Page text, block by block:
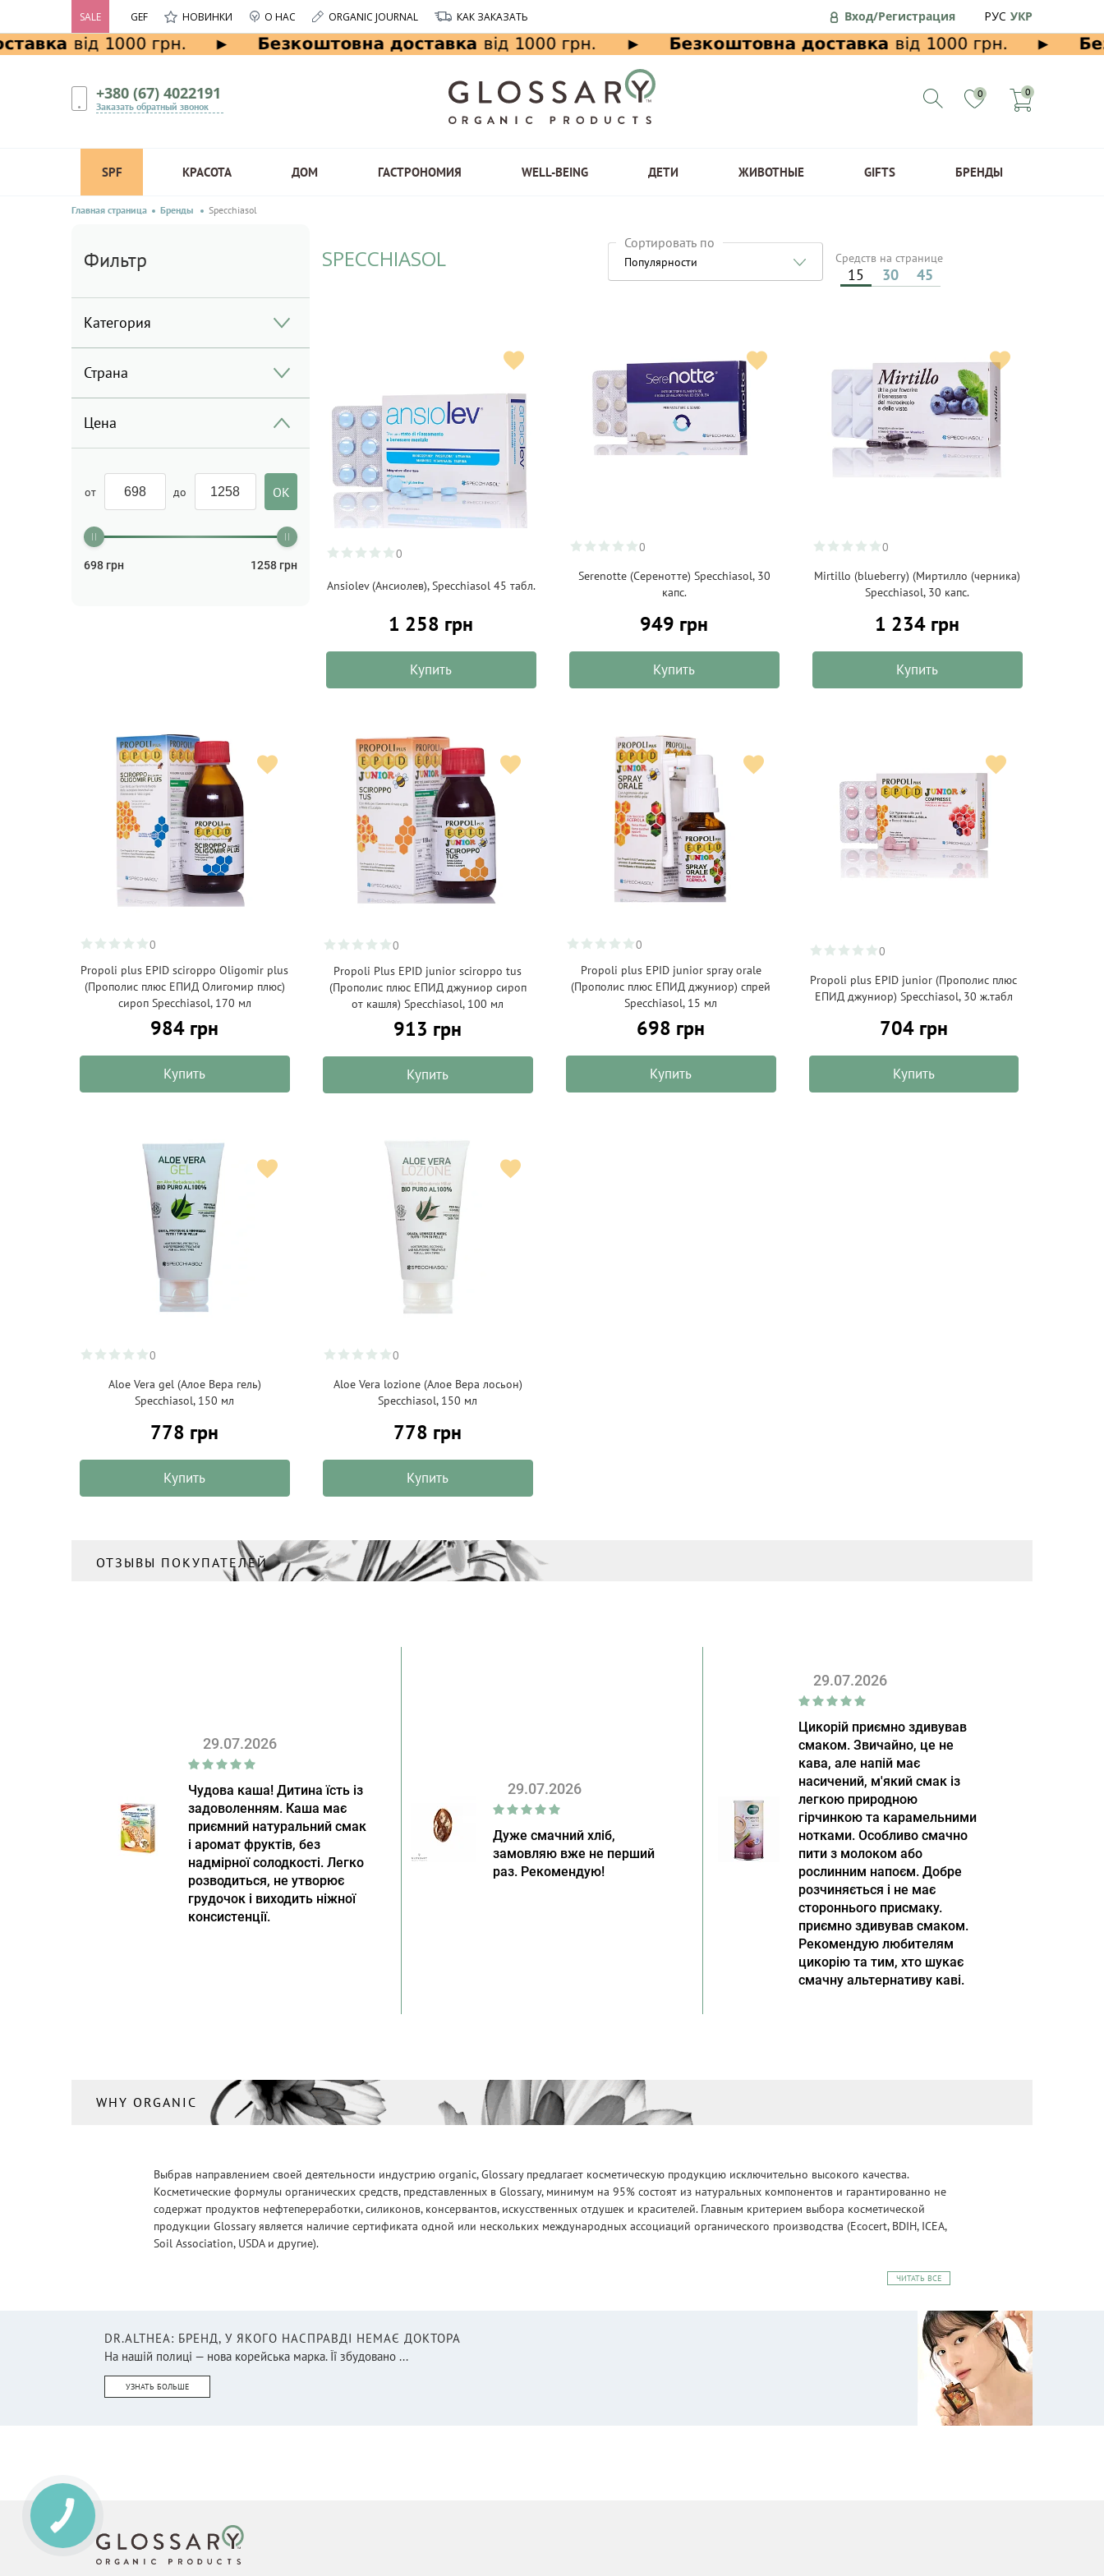
SALE GEF НОВИНКИ О НАС ORGANIC JOURNAL КАК ЗАКАЗАТЬ Вход/Регистрация РУС УКР
+380 (67) 4022191
Заказать обратный звонок
0 0
SPF КРАСОТА ДОМ ГАСТРОНОМИЯ WELL-BEING ДЕТИ ЖИВОТНЫЕ GIFTS БРЕНДЫ
Главная страница Бренды Specchiasol
Фильтр
Категория
Страна
Цена
от до
698 грн 1258 грн
SPECCHIASOL
Сортировать по
Популярности Средств на странице
15 30 45
0
Ansiolev (Ансиолев), Specchiasol 45 табл.
1 258 грн
Купить
0
Serenotte (Серенотте) Specchiasol, 30
капс.
949 грн
Купить
0
Mirtillo (blueberry) (Миртилло (черника)
Specchiasol, 30 капс.
1 234 грн
Купить
0
Propoli plus EPID sciroppo Oligomir plus
(Прополис плюс ЕПИД Олигомир плюс)
сироп Specchiasol, 170 мл
984 грн
Купить
0
Propoli Plus EPID junior sciroppo tus
(Прополис плюс ЕПИД джуниор сироп
от кашля) Specchiasol, 100 мл
913 грн
Купить
0
Propoli plus EPID junior spray orale
(Прополис плюс ЕПИД джуниор) спрей
Specchiasol, 15 мл
698 грн
Купить
0
Propoli plus EPID junior (Прополис плюс
ЕПИД джуниор) Specchiasol, 30 ж.табл
704 грн
Купить
0
Aloe Vera gel (Алое Вера гель)
Specchiasol, 150 мл
778 грн
Купить
0
Aloe Vera lozione (Алое Вера лосьон)
Specchiasol, 150 мл
778 грн
Купить
ОТЗЫВЫ ПОКУПАТЕЛЕЙ
29.07.2026
Чудова каша! Дитина їсть із
задоволенням. Каша має
приємний натуральний смак
і аромат фруктів, без
надмірної солодкості. Легко
розводиться, не утворює
грудочок і виходить ніжної
консистенції.
29.07.2026
Дуже смачний хліб,
замовляю вже не перший
раз. Рекомендую!
29.07.2026
Цикорій приємно здивував
смаком. Звичайно, це не
кава, але напій має
насичений, м'який смак із
легкою природною
гірчинкою та карамельними
нотками. Особливо смачно
пити з молоком або
рослинним напоєм. Добре
розчиняється і не має
стороннього присмаку.
приємно здивував смаком.
Рекомендую любителям
цикорію та тим, хто шукає
смачну альтернативу каві.
WHY ORGANIC
Выбрав направлением своей деятельности индустрию organic, Glossary предлагает косметическую продукцию исключительно высокого качества.
Косметические формулы органических средств, представленных в Glossary, минимум на 95% состоят из натуральных компонентов и гарантированно не
содержат продуктов нефтепереработки, силиконов, консервантов, искусственных отдушек и красителей. Главным критерием выбора косметической
продукции Glossary является наличие сертификата одной или нескольких международных ассоциаций органического производства (Ecocert, BDIH, ICEA,
Soil Association, USDA и другие).
ЧИТАТЬ ВСЕ
DR.ALTHEA: БРЕНД, У ЯКОГО НАСПРАВДІ НЕМАЄ ДОКТОРА
На нашій полиці — нова корейська марка. Її збудовано ...
УЗНАТЬ БОЛЬШЕ